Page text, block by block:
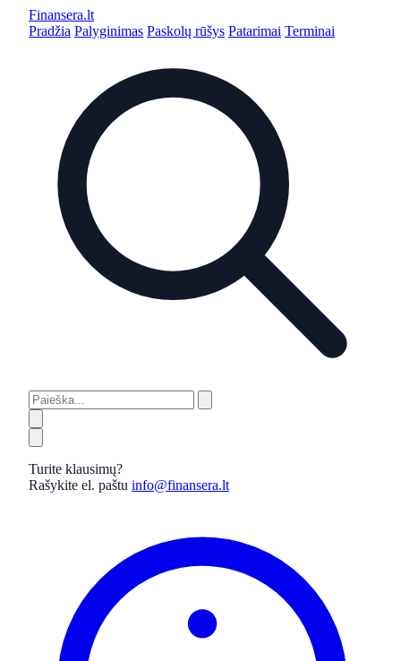
Finansera.lt
Pradžia Palyginimas Paskolų rūšys Patarimai Terminai
Turite klausimų?
Rašykite el. paštu info@finansera.lt